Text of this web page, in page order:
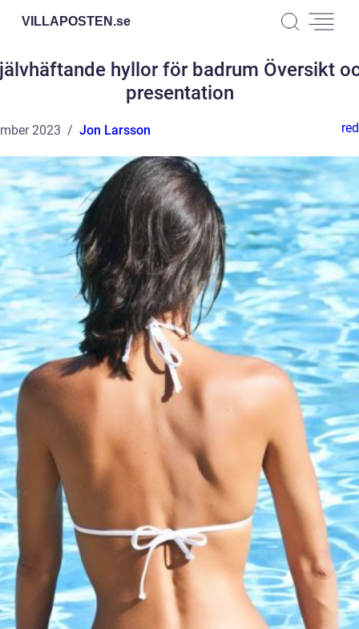
VILLAPOSTEN.se
hyllor för badrum Översikt
presentation
2023 Jon Larsson